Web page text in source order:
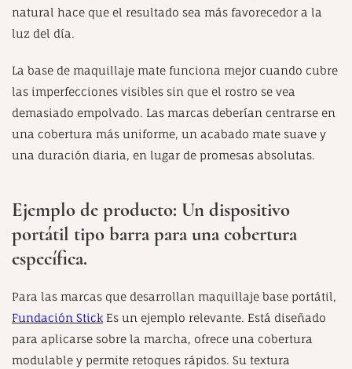
natural hace que el resultado sea más favorecedor a la
luz del día.
La base de maquillaje mate funciona mejor cuando cubre
las imperfecciones visibles sin que el rostro se vea
demasiado empolvado. Las marcas deberían centrarse en
una cobertura más uniforme, un acabado mate suave y
una duración diaria, en lugar de promesas absolutas.
Ejemplo de producto: Un dispositivo
portátil tipo barra para una cobertura
específica.
Para las marcas que desarrollan maquillaje base portátil,
Fundación Stick Es un ejemplo relevante. Está diseñado
para aplicarse sobre la marcha, ofrece una cobertura
modulable y permite retoques rápidos. Su textura